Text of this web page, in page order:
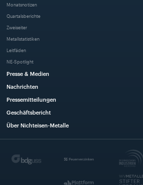
Monatsnotizen
Quartalsberichte
Zweiseiter
Metallstatistiken
Leitfäden
NE-Spotlight
Presse & Medien
Nachrichten
Pressemitteilungen
Geschäftsbericht
Über Nichteisen-Metalle